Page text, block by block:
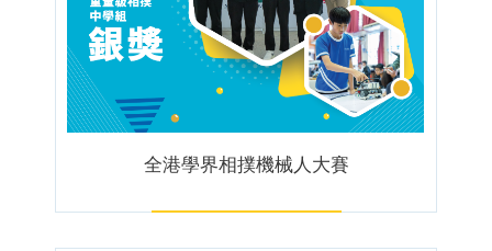
全港學界相撲機械人大賽